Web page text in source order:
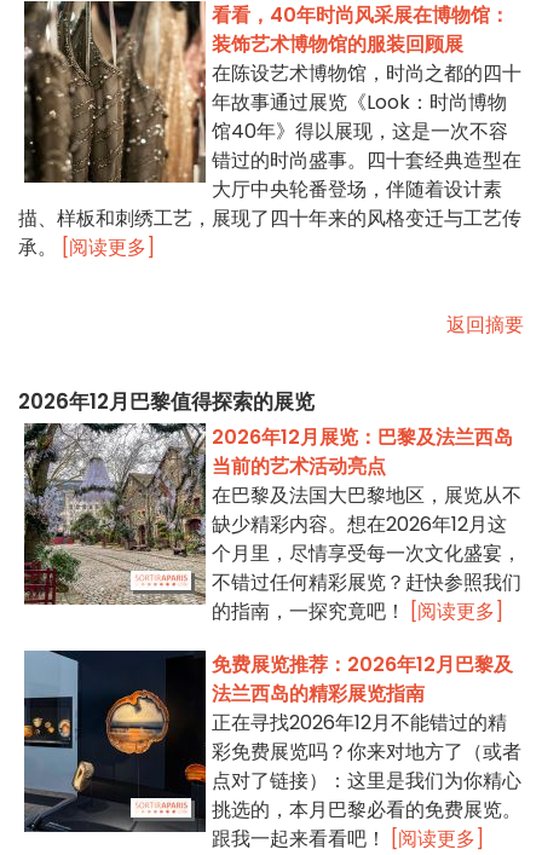
看看，40年时尚风采展在博物馆：
装饰艺术博物馆的服装回顾展
在陈设艺术博物馆，时尚之都的四十
年故事通过展览《Look：时尚博物
馆40年》得以展现，这是一次不容
错过的时尚盛事。四十套经典造型在
大厅中央轮番登场，伴随着设计素
描、样板和刺绣工艺，展现了四十年来的风格变迁与工艺传
承。
[阅读更多]
返回摘要
2026年12月巴黎值得探索的展览
2026年12月展览：巴黎及法兰西岛
当前的艺术活动亮点
在巴黎及法国大巴黎地区，展览从不
缺少精彩内容。想在2026年12月这
个月里，尽情享受每一次文化盛宴，
不错过任何精彩展览？赶快参照我们
的指南，一探究竟吧！
[阅读更多]
免费展览推荐：2026年12月巴黎及
法兰西岛的精彩展览指南
正在寻找2026年12月不能错过的精
彩免费展览吗？你来对地方了（或者
点对了链接）：这里是我们为你精心
挑选的，本月巴黎必看的免费展览。
跟我一起来看看吧！
[阅读更多]